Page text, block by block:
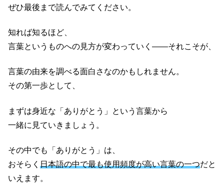
ぜひ最後まで読んでみてください。
知れば知るほど、
言葉というものへの見方が変わっていく——それこそが、
言葉の由来を調べる面白さなのかもしれません。
その第一歩として、
まずは身近な「ありがとう」という言葉から
一緒に見ていきましょう。
その中でも「ありがとう」は、
おそらく 日本語の中で最も使用頻度が高い言葉の一つだと
いえます。